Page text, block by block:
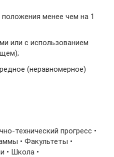
менее чем на 1
или с использованием
(неравномерное)
технический прогресс •
• Факультеты •
• Школа •